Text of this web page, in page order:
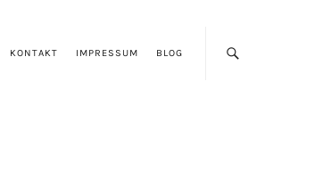
KONTAKT IMPRESSUM BLOG